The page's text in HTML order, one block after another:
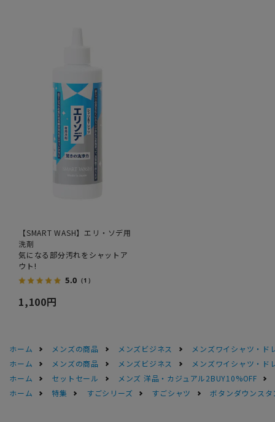
【SMART WASH】エリ・ソデ用
洗剤
気になる部分汚れをシャットア
ウト!
5.0 （1）
1,100円
ホーム メンズの商品 メンズビジネス
メンズワイシャツ・ド
ホーム
メンズの商品 メンズビジネス
メンズワイシャツ・ド
ホーム
セットセール
メンズ 洋品・カジュアル2BUY10%OFF
ホーム
特集 すごシリーズ すごシャツ ボタンダウンス